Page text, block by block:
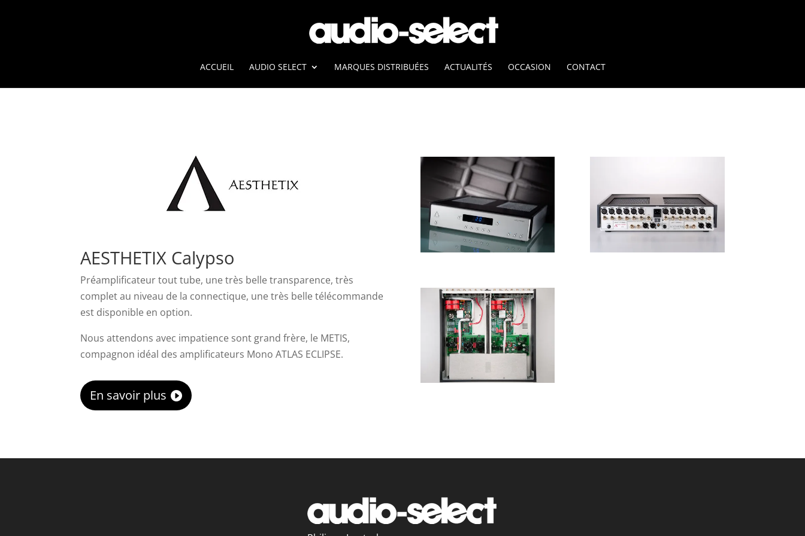
ACCUEIL AUDIO SELECT MARQUES DISTRIBUÉES ACTUALITÉS OCCASION CONTACT
AESTHETIX Calypso
Préamplificateur tout tube, une très belle transparence, très
complet au niveau de la connectique, une très belle télécommande
est disponible en option.
Nous attendons avec impatience sont grand frère, le METIS,
compagnon idéal des amplificateurs Mono ATLAS ECLIPSE.
En savoir plus